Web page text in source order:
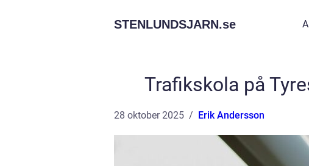
STENLUNDSJARN.se
Trafikskola på
28 oktober 2025 Erik Andersson